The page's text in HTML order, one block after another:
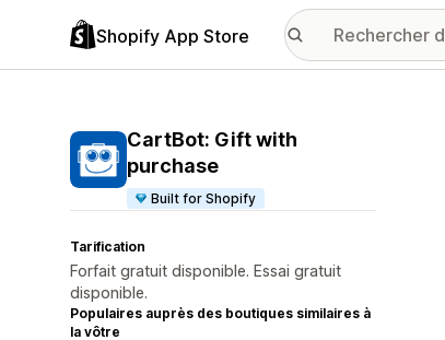
Shopify App Store
CartBot: Gift with
purchase
Built for Shopify
Tarification
Forfait gratuit disponible. Essai gratuit
disponible.
Populaires auprès des boutiques similaires à
la vôtre